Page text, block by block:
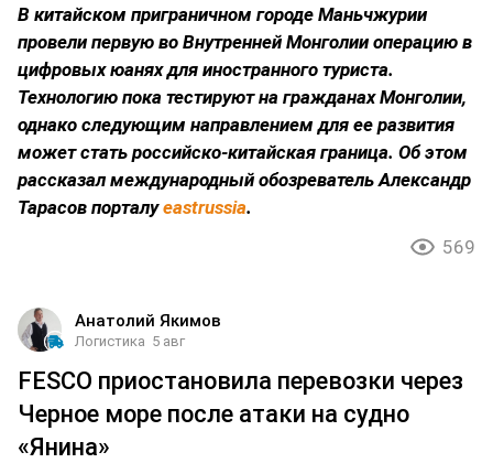
В китайском приграничном городе Маньчжурии
провели первую во Внутренней Монголии операцию в
цифровых юанях для иностранного туриста.
Технологию пока тестируют на гражданах Монголии,
однако следующим направлением для ее развития
может стать российско-китайская граница. Об этом
рассказал международный обозреватель Александр
Тарасов порталуeastrussia.
569
Анатолий Якимов
Логистика 5 авг
FESCO приостановила перевозки через
Черное море после атаки на судно
«Янина»